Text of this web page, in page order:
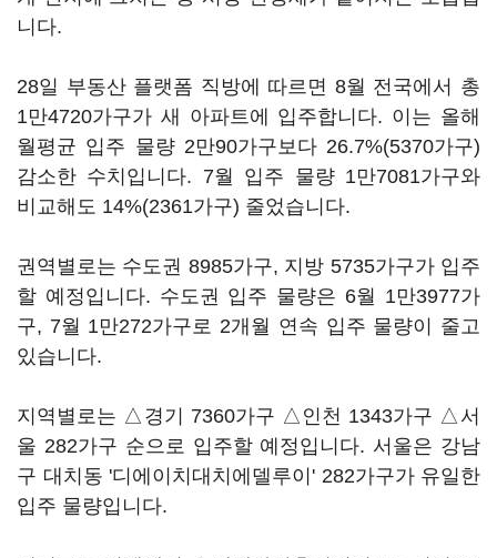
니다.
28일 부동산 플랫폼 직방에 따르면 8월 전국에서 총
1만4720가구가 새 아파트에 입주합니다. 이는 올해
월평균 입주 물량 2만90가구보다 26.7%(5370가구)
감소한 수치입니다. 7월 입주 물량 1만7081가구와
비교해도 14%(2361가구) 줄었습니다.
권역별로는 수도권 8985가구, 지방 5735가구가 입주
할 예정입니다. 수도권 입주 물량은 6월 1만3977가
구, 7월 1만272가구로 2개월 연속 입주 물량이 줄고
있습니다.
지역별로는 △경기 7360가구 △인천 1343가구 △서
울 282가구 순으로 입주할 예정입니다. 서울은 강남
구 대치동 '디에이치대치에델루이' 282가구가 유일한
입주 물량입니다.